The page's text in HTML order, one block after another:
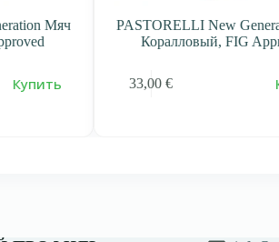
PASTORELLI New Generation Мяч
Коралловый, FIG Approved
33,00